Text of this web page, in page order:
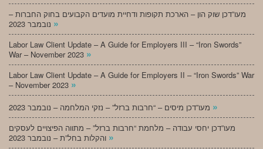
מעו”דכן שוק הון – הארכת תקופות ודחיית מועדים הקבועים בחוק החברות –
»
Labor Law Client Update – A Guide for Employers III – “Iron Swords”
War – November 2023 »
Labor Law Client Update – A Guide for Employers II – “Iron Swords” War
– November 2023 »
»
מעו”דכן יחסי עבודה – מלחמת “חרבות ברזל” – מתווה הפיצויים לעסקים
»